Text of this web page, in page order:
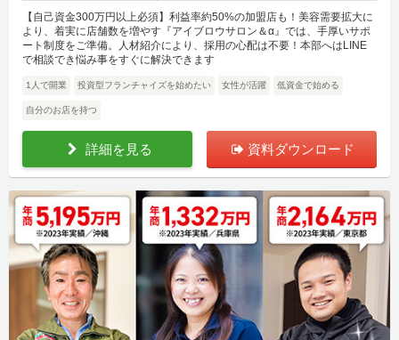
【自己資金300万円以上必須】利益率約50%の加盟店も！美容需要拡大に
より、着実に店舗数を増やす『アイブロウサロン＆α』では、手厚いサポ
ート制度をご準備。人材紹介により、採用の心配は不要！本部へはLINE
で相談でき悩み事をすぐに解決できます
1人で開業 投資型フランチャイズを始めたい 女性が活躍 低資金で始める
自分のお店を持つ
詳細を見る 資料ダウンロード